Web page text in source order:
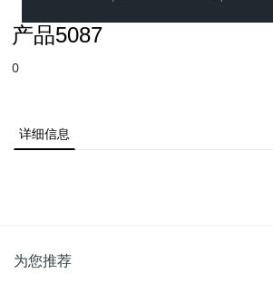
产品5087
0
详细信息
为您推荐